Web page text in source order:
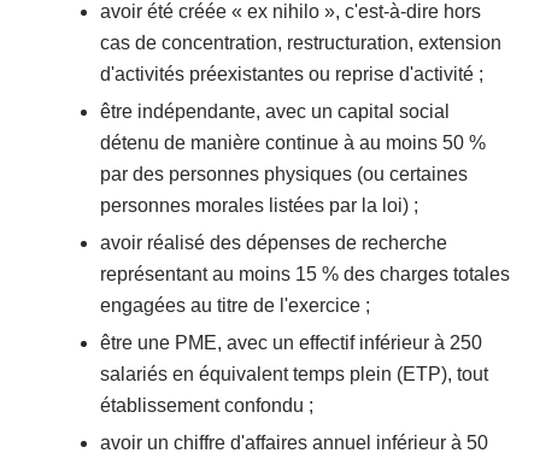
avoir été créée « ex nihilo », c'est-à-dire hors
cas de concentration, restructuration, extension
d'activités préexistantes ou reprise d'activité ;
être indépendante, avec un capital social
détenu de manière continue à au moins 50 %
par des personnes physiques (ou certaines
personnes morales listées par la loi) ;
avoir réalisé des dépenses de recherche
représentant au moins 15 % des charges totales
engagées au titre de l'exercice ;
être une PME, avec un effectif inférieur à 250
salariés en équivalent temps plein (ETP), tout
établissement confondu ;
avoir un chiffre d'affaires annuel inférieur à 50